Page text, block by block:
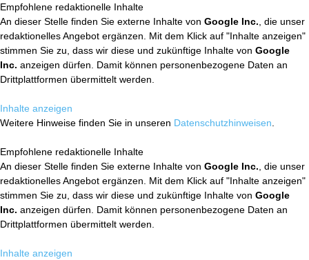
Empfohlene redaktionelle Inhalte
An dieser Stelle finden Sie externe Inhalte von Google Inc. , die unser
redaktionelles Angebot ergänzen. Mit dem Klick auf "Inhalte anzeigen"
stimmen Sie zu, dass wir diese und zukünftige Inhalte von Google
Inc. anzeigen dürfen. Damit können personenbezogene Daten an
Drittplattformen übermittelt werden.
Inhalte anzeigen
Weitere Hinweise finden Sie in unseren Datenschutzhinweisen
Empfohlene redaktionelle Inhalte
An dieser Stelle finden Sie externe Inhalte von Google Inc. , die unser
redaktionelles Angebot ergänzen. Mit dem Klick auf "Inhalte anzeigen"
stimmen Sie zu, dass wir diese und zukünftige Inhalte von Google
Inc. anzeigen dürfen. Damit können personenbezogene Daten an
Drittplattformen übermittelt werden.
Inhalte anzeigen